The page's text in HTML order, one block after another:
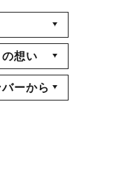
想い
ーから